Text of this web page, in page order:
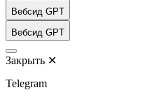
Вебсид GPT
Вебсид GPT
Закрыть ✕
Telegram